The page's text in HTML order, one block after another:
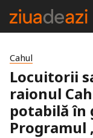
Cahul
Locuitorii
raionul
potabilă în
Programul